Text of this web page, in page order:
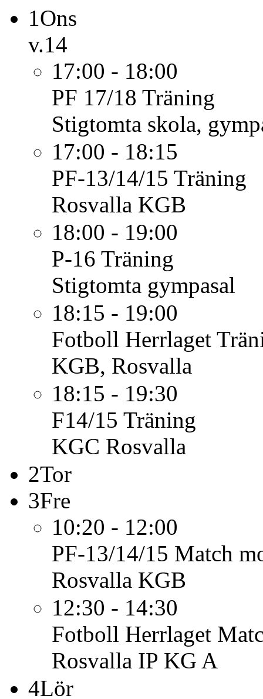
1Ons
v.14
17:00 - 18:00
PF 17/18 Träning
Stigtomta skola,
17:00 - 18:15
PF-13/14/15 Träning
Rosvalla KGB
18:00 - 19:00
P-16 Träning
Stigtomta gympasal
18:15 - 19:00
Fotboll Herrlaget
KGB, Rosvalla
18:15 - 19:30
F14/15 Träning
KGC Rosvalla
2Tor
3Fre
10:20 - 12:00
PF-13/14/15 Match
Rosvalla KGB
12:30 - 14:30
Fotboll Herrlaget
Rosvalla IP KG A
4Lör